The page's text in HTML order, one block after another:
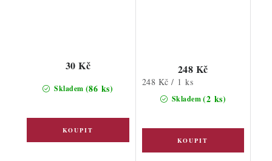
Skladem (86 ks)
30 Kč
Skladem(2 ks)
248 Kč
Měrná
248 Kč / 1 ks